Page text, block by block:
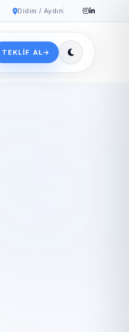
Didim / Aydın
TEKLIF AL